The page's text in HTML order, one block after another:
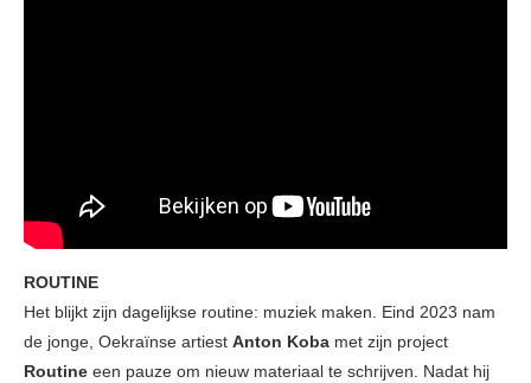
ROUTINE
Het blijkt zijn dagelijkse routine: muziek maken. Eind 2023 nam
de jonge, Oekraïnse artiest Anton Koba met zijn project
Routine een pauze om nieuw materiaal te schrijven. Nadat hij